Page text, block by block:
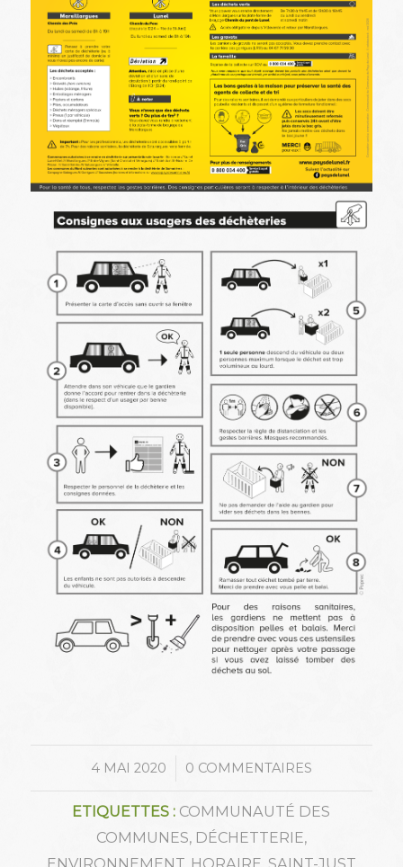
4 MAI 2020
/ 0 COMMENTAIRES
ETIQUETTES : COMMUNAUTÉ DES
COMMUNES, DÉCHETTERIE,
ENVIRONNEMENT, HORAIRE SAINT-JUST